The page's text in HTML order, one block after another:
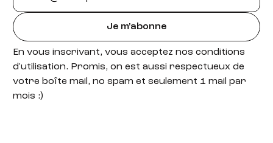
Je m'abonne
En vous inscrivant, vous acceptez nos conditions
d'utilisation. Promis, on est aussi respectueux de
votre boîte mail, no spam et seulement 1 mail par
mois :)